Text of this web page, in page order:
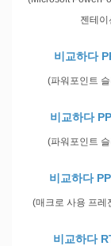
젠테이
비교하다
(파워포인트
비교하다
(파워포인트
비교하다
(매크로 사용 프레
비교하다